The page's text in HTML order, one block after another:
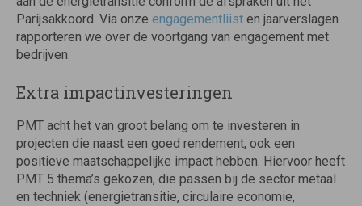
Parijsakkoord. Via onze engagementliist en jaarverslagen
rapporteren we over de voortgang van engagement met
bedrijven.
Extra impactinvesteringen
PMT acht het van groot belang om te investeren in
projecten die naast een goed rendement, ook een
positieve maatschappelijke impact hebben. Hiervoor heeft
PMT 5 thema’s gekozen, die passen bij de sector metaal
en techniek (energietransitie, circulaire economie,